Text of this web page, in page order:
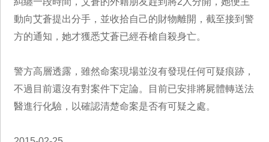
動向艾蒼提出分手，並收拾自己的財物離開，截至接到警
方的通知，她才獲悉艾蒼已經吞槍自殺身亡。
警方高層透露，雖然命案現場並沒有發現任何可疑痕跡，
不過目前還沒有對案件下定論。目前已安排將屍體轉送法
醫進行化驗，以確認清楚命案是否有可疑之處。